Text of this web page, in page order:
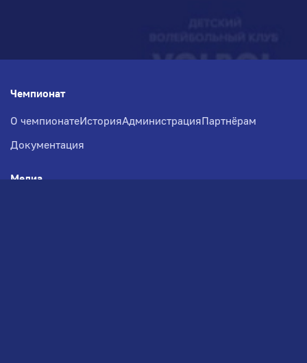
Чемпионат
О чемпионатеИсторияАдминистрацияПартнёрам
Документация
Медиа